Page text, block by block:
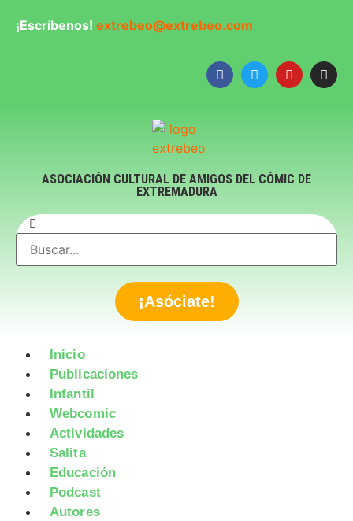
¡Escríbenos! extrebeo@extrebeo.com
ASOCIACIÓN CULTURAL DE AMIGOS DEL CÓMIC DE
EXTREMADURA
¡Asóciate!
Inicio
Publicaciones
Infantil
Webcomic
Actividades
Salita
Educación
Podcast
Autores